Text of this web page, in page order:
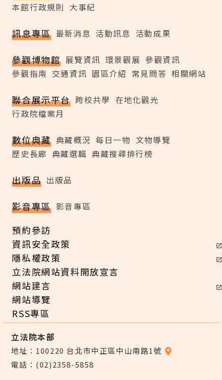
本館行政規則 大事紀
訊息專區 最新消息 活動訊息 活動成果
參觀博物館 展覽資訊 環景觀展 參觀資訊
參觀指南 交通資訊 園區介紹 常見問答 相關網站
聯合展示平台 跨校共學 在地化觀光
行政院檔案月
數位典藏 典藏概況 每日一物 文物導覽
歷史長廊 典藏選輯 典藏搜尋排行榜
出版品 出版品
影音專區 影音專區
預約參訪
資訊安全政策
隱私權政策
立法院網站資料開放宣言
網站建言
網站導覽
RSS專區
立法院本部
地址：100220 台北市中正區中山南路1號
電話：(02)2358-5858